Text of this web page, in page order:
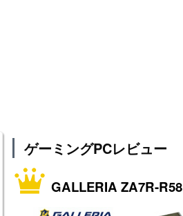
ゲーミングPCレビュー
GALLERIA ZA7R-R58